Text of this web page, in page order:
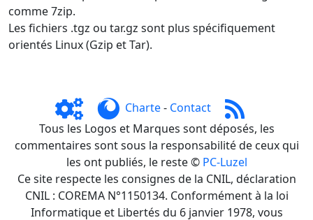
comme 7zip.
Les fichiers .tgz ou tar.gz sont plus spécifiquement
orientés Linux (Gzip et Tar).
Charte- Contact
Tous les Logos et Marques sont déposés, les
commentaires sont sous la responsabilité de ceux qui
les ont publiés, le reste © PC-Luzel
Ce site respecte les consignes de la CNIL, déclaration
CNIL : COREMA N°1150134. Conformément à la loi
Informatique et Libertés du 6 janvier 1978, vous